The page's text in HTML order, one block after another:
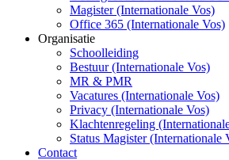
Magister (Internationale Vos)
Office 365 (Internationale Vos)
Organisatie
Schoolleiding
Bestuur (Internationale Vos)
MR & PMR
Vacatures (Internationale Vos)
Privacy (Internationale Vos)
Klachtenregeling
Status Magister (Internationale
Contact